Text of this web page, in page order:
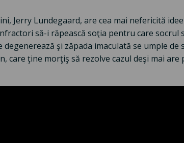
Jerry Lundegaard, are cea mai nefericită idee
să-i răpească soţia pentru care socrul
şi zăpada imaculată se umple de
care ţine morţiş să rezolve cazul deşi mai are